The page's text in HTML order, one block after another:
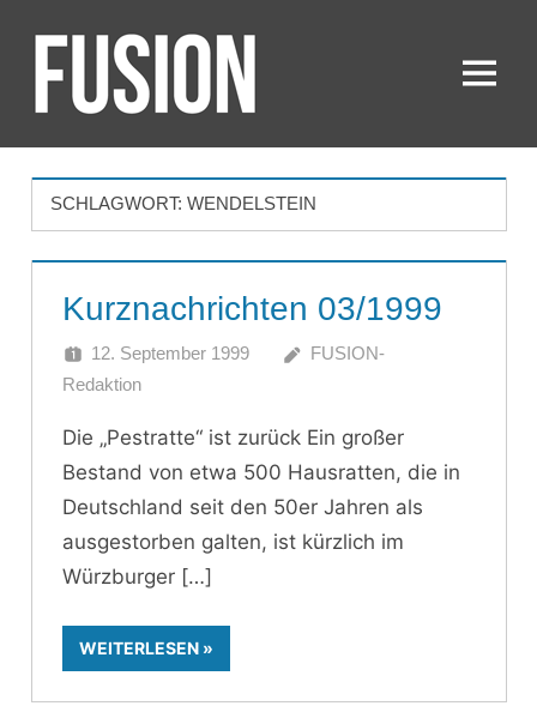
Inhalt
springenFUSION Menü
SCHLAGWORT: WENDELSTEIN
Kurznachrichten 03/1999
12. September 1999
FUSION-
Redaktion
Die „Pestratte“ ist zurück Ein großer
Bestand von etwa 500 Hausratten, die in
Deutschland seit den 50er Jahren als
ausgestorben galten, ist kürzlich im
Würzburger
WEITERLESEN